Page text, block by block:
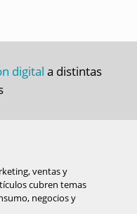
digital a distintas
ventas y
cubren temas
negocios y